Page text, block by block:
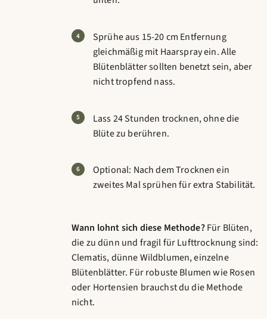
Sprühe aus 15-20 cm Entfernung
gleichmäßig mit Haarspray ein. Alle
Blütenblätter sollten benetzt sein, aber
nicht tropfend nass.
Lass 24 Stunden trocknen, ohne die
Blüte zu berühren.
Optional: Nach dem Trocknen ein
zweites Mal sprühen für extra Stabilität.
Wann lohnt sich diese Methode?Für Blüten,
die zu dünn und fragil für Lufttrocknung sind:
Clematis, dünne Wildblumen, einzelne
Blütenblätter. Für robuste Blumen wie Rosen
oder Hortensien brauchst du die Methode
nicht.